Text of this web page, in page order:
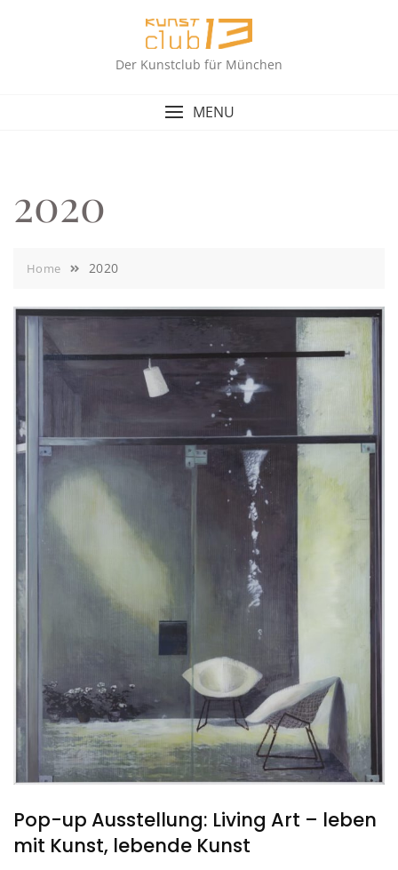
Der Kunstclub für München
MENU
2020
Home 2020
Pop-up Ausstellung: Living Art – leben
mit Kunst, lebende Kunst